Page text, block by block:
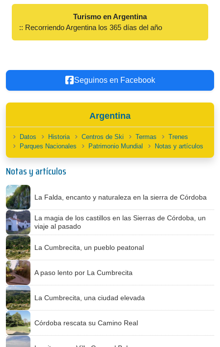
Turismo en Argentina
:: Recorriendo Argentina los 365 días del año
Seguinos en Facebook
Argentina
Datos Historia Centros de Ski Termas
Trenes
Parques Nacionales
Patrimonio Mundial Notas y artículos
Notas y artículos
La Falda, encanto y naturaleza en la sierra de Córdoba
La magia de los castillos en las Sierras de Córdoba, un
viaje al pasado
La Cumbrecita, un pueblo peatonal
A paso lento por La Cumbrecita
La Cumbrecita, una ciudad elevada
Córdoba rescata su Camino Real